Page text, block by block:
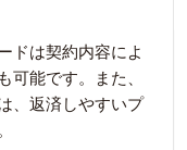
ドは契約内容によ
可能です。また、
、返済しやすいプ